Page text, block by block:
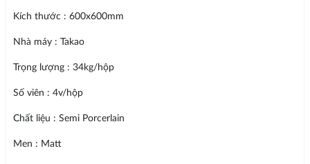
Kích thước : 600x600mm
Nhà máy : Takao
Trọng lượng : 34kg/hộp
Số viên : 4v/hộp
Chất liệu : Semi Porcerlain
Men : Matt